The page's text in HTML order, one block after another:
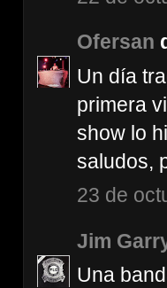
Ofersan
Un día
primera
show lo
saludos,
23 de
Jim
Una